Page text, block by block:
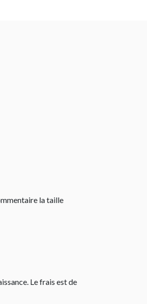
la taille
Le frais est de